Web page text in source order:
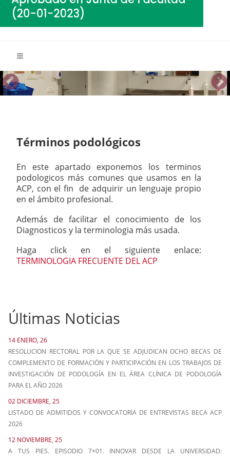
Términos podológicos
En este apartado exponemos los terminos
podologicos más comunes que usamos en la
ACP, con el fin de adquirir un lenguaje propio
en el ámbito profesional.
Además de facilitar el conocimiento de los
Diagnosticos y la terminologia más usada.
Haga click en el siguiente enlace:
TERMINOLOGIA FRECUENTE DEL ACP
Últimas Noticias
14 ENERO, 26
RESOLUCION RECTORAL POR LA QUE SE ADJUDICAN OCHO BECAS DE
COMPLEMENTO DE FORMACIÓN Y PARTICIPACIÓN EN LOS TRABAJOS DE
INVESTIGACIÓN DE PODOLOGÍA EN EL ÁREA CLÍNICA DE PODOLOGÍA
PARA EL AÑO 2026
02 DICIEMBRE, 25
LISTADO DE ADMITIDOS Y CONVOCATORIA DE ENTREVISTAS BECA ACP
2026
12 NOVIEMBRE, 25
A TUS PIES. EPISODIO 7×01. INNOVAR DESDE LA UNIVERSIDAD: